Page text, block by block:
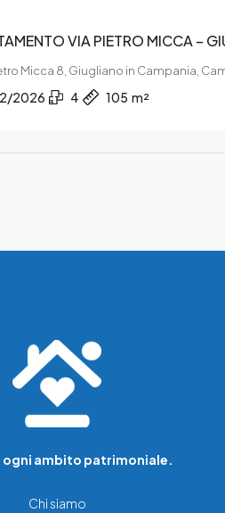
VIA PIETRO MICCA –
Micca 8, Giugliano in Campania,
2026 4 105 m²
ogni ambito patrimoniale.
Chi siamo